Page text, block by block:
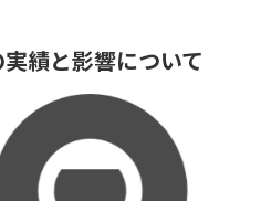
績と影響について